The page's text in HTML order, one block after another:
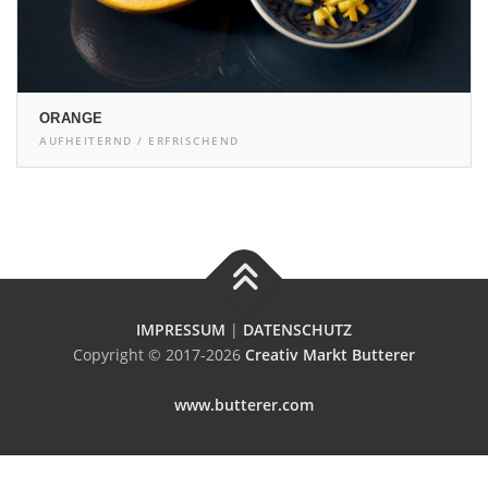
ORANGE
AUFHEITERND / ERFRISCHEND
IMPRESSUM | DATENSCHUTZ
Copyright © 2017-2026 Creativ Markt Butterer
www.butterer.com